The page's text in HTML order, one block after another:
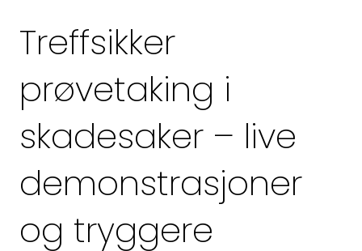
Treffsikker
prøvetaking i
skadesaker – live
demonstrasjoner
og tryggere
takst, fyll ut dette skjemaet.
Fornavn
Etternavn